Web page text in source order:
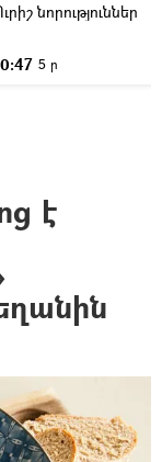
նորություններ
5 ր
է